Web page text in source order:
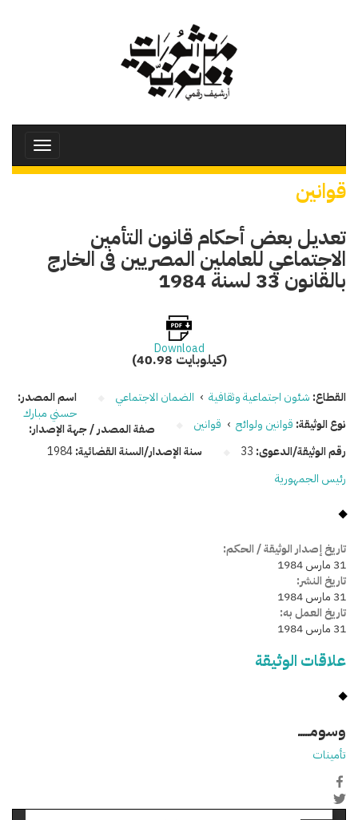
Toggle
قوانين
تعديل بعض أحكام قانون التأمين
الاجتماعي للعاملين المصريين فى الخارج
بالقانون 33 لسنة 1984
Download
(40.98 كيلوبايت)
القطاع: شئون اجتماعية وثقافية › الضمان الاجتماعي
نوع الوثيقة: قوانين ولوائح › قوانين
رقم الوثيقة/الدعوى: 33 سنة الإصدار/السنة القضائية:1984
اسم المصدر:
حسني مبارك
صفة المصدر / جهة الإصدار:
رئيس الجمهورية
تاريخ إصدار الوثيقة / الحكم:
31 مارس 1984
تاريخ النشر:
31 مارس 1984
تاريخ العمل به:
31 مارس 1984
علاقات الوثيقة
وسومـــــ
تأمينات